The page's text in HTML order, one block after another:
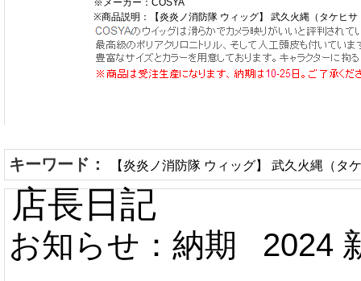
※メーカー：COSYA
※商品説明：【炎炎ノ消防隊 ウィッグ】 武久火縄（タケヒ
キーワード： 【炎炎ノ消防隊 ウィッグ】 武久火縄（タ
店長日記
お知らせ：納期
2024